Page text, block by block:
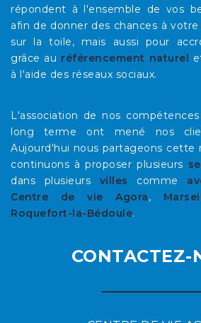
répondent à l'ensemble de vos
afin de donner des chances à
sur la toile, mais aussi pour
grâce au référencement naturel
à l'aide des réseaux sociaux.
L'association de nos
long terme ont mené nos
Aujourd'hui nous partageons cette
continuons à proposer plusieurs
dans plusieurs villes comme
Centre de vie Agora,
Roquefort-la-Bédoule.
CONTACTEZ-